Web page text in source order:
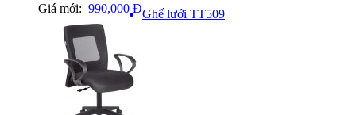
Giá mới: 990,000 ĐGhế lưới TT509